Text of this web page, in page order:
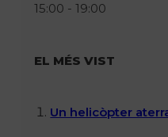
15:00 - 19:00
EL MÉS VIST
Un helicòpter